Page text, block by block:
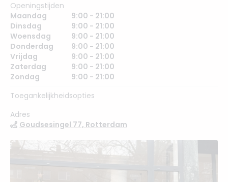
Openingstijden
Maandag
9:00 - 21:00
Dinsdag
9:00 - 21:00
Woensdag
9:00 - 21:00
Donderdag
9:00 - 21:00
Vrijdag
9:00 - 21:00
Zaterdag
9:00 - 21:00
Zondag
9:00 - 21:00
Toegankelijkheidsopties
Adres
Goudsesingel 77, Rotterdam